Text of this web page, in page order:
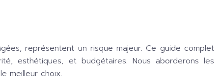
représentent un risque majeur. Ce guide complet
esthétiques, et budgétaires. Nous aborderons les
meilleur choix.